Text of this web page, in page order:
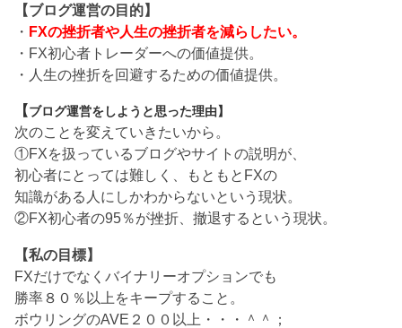
【ブログ運営の目的】
・ FXの挫折者や人生の挫折者を減らしたい。
・FX初心者トレーダーへの価値提供。
・人生の挫折を回避するための価値提供。
【ブログ運営をしようと思った理由】
次のことを変えていきたいから。
①FXを扱っているブログやサイトの説明が、
初心者にとっては難しく、もともとFXの
知識がある人にしかわからないという現状。
②FX初心者の95％が挫折、撤退するという現状。
【私の目標】
FXだけでなくバイナリーオプションでも
勝率８０％以上をキープすること。
ボウリングのAVE２００以上・・・＾＾；